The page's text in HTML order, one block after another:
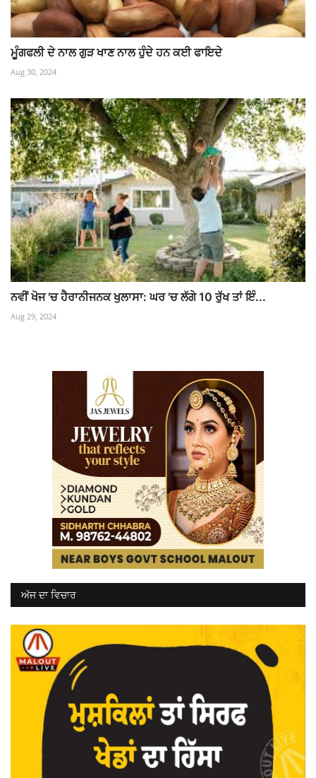
ਮੂੰਗਫਲੀ ਦੇ ਨਾਲ ਗੁੜ ਖਾਣ ਨਾਲ ਹੁੰਦੇ ਹਨ ਕਈ ਫਾਇਦੇ
Aug 30, 2024
ਨਵੀਂ ਖੋਜ 'ਚ ਹੈਰਾਨੀਜਨਕ ਖੁਲਾਸਾ: ਘਰ 'ਚ ਲੱਗੇ 10 ਰੁੱਖ ਤਾਂ ਇੰ...
Aug 29, 2024
ਅੱਜ ਦਾ ਵਿਚਾਰ